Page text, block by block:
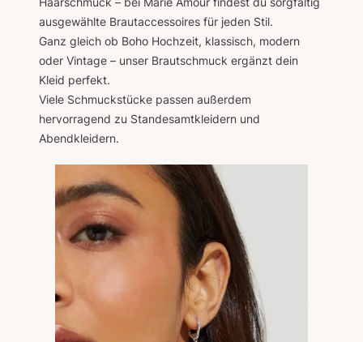
ausgewählte Brautaccessoires für jeden Stil.
Ganz gleich ob Boho Hochzeit, klassisch, modern
oder Vintage – unser Brautschmuck ergänzt dein
Kleid perfekt.
Viele Schmuckstücke passen außerdem
hervorragend zu Standesamtkleidern und
Abendkleidern.